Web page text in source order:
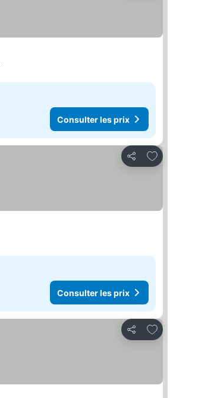
Consulter les prix
Partager
Ajouter à mes
Consulter les prix
Partager
Ajouter à mes